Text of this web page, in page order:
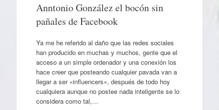
Anntonio González el bocón sin
pañales de Facebook
Ya me he referido al daño que las redes sociales
han producido en muchas y muchos, gente que el
acceso a un simple ordenador y una conexión los
hace creer que posteando cualquier pavada van a
llegar a ser «influencers», después de todo hoy
cualquiera aunque no postee nada inteligente se lo
considera como tal,…